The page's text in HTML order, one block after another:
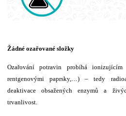
Žádné ozařované složky
Ozařování potravin probíhá ionizujícím
rentgenovými paprsky,…) – tedy
deaktivace obsažených enzymů a
trvanlivost.